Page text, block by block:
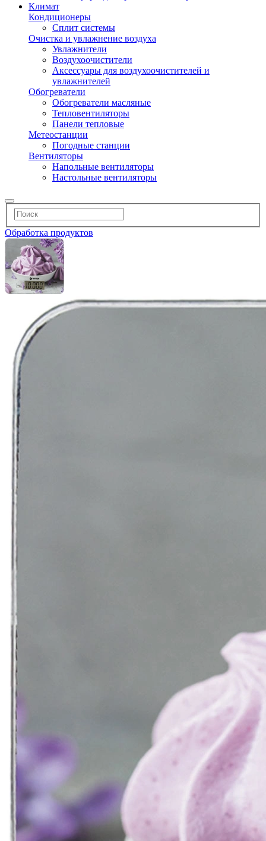
Климат
Кондиционеры
Сплит системы
Очистка и увлажнение воздуха
Увлажнители
Воздухоочистители
Аксессуары для воздухоочистителей и
увлажнителей
Обогреватели
Обогреватели масляные
Тепловентиляторы
Панели тепловые
Метеостанции
Погодные станции
Вентиляторы
Напольные вентиляторы
Настольные вентиляторы
Обработка продуктов